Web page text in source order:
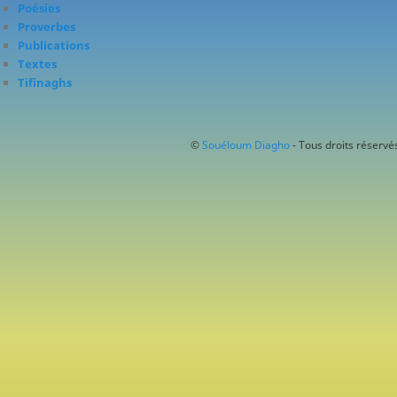
Poésies
Proverbes
Publications
Textes
Tifinaghs
© Souéloum Diagho- Tous droits